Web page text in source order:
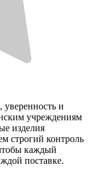
и
учреждениям
изделия
строгий контроль
каждый
поставке.